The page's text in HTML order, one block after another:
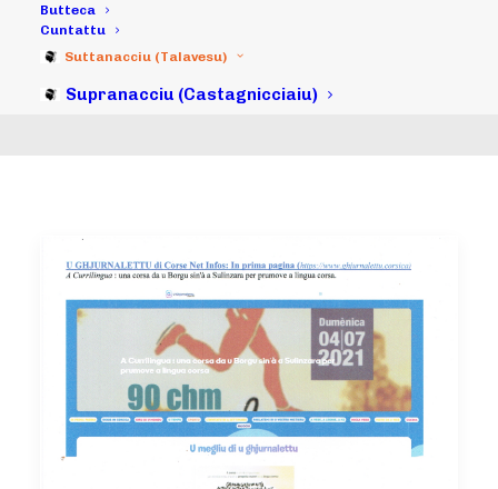
Butteca
Cuntattu
Suttanacciu (Talavesu)
Supranacciu (Castagnicciaiu)